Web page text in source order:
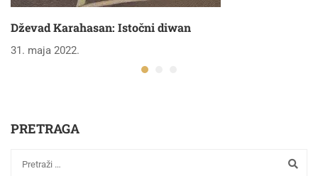
Dževad Karahasan: Istočni diwan
31. maja 2022.
PRETRAGA